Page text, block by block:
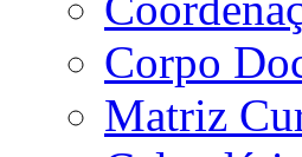
Corpo
Matriz